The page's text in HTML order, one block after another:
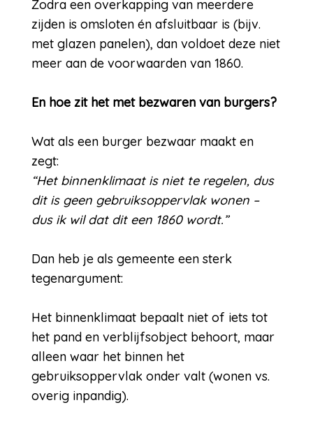
Zodra een overkapping van meerdere
zijden is omsloten én afsluitbaar is (bijv.
met glazen panelen), dan voldoet deze niet
meer aan de voorwaarden van 1860.
En hoe zit het met bezwaren van burgers?
Wat als een burger bezwaar maakt en
zegt:
“Het binnenklimaat is niet te regelen, dus
dit is geen gebruiksoppervlak wonen –
dus ik wil dat dit een 1860 wordt.”
Dan heb je als gemeente een sterk
tegenargument:
Het binnenklimaat bepaalt niet of iets tot
het pand en verblijfsobject behoort, maar
alleen waar het binnen het
gebruiksoppervlak onder valt (wonen vs.
overig inpandig).